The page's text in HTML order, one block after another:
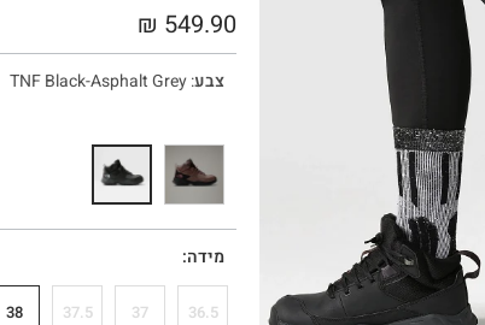
₪ 549.90
צבע:
TNF Black-Asphalt Grey
מידה
36.5
37
37.5
38